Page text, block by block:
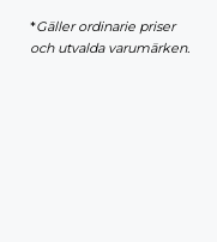
*Gäller ordinarie priser
och utvalda varumärken.